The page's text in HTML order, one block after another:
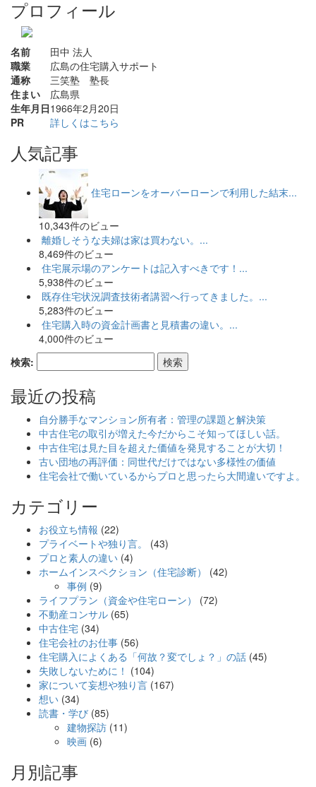
プロフィール
名前
田中 法人
職業
広島の住宅購入サポート
通称
三笑塾 塾長
住まい
広島県
生年月日1966年2月20日
PR
詳しくはこちら
人気記事
住宅ローンをオーバーローンで利用した結末...
10,343件のビュー
離婚しそうな夫婦は家は買わない。...
8,469件のビュー
住宅展示場のアンケートは記入すべきです！...
5,938件のビュー
既存住宅状況調査技術者講習へ行ってきました。...
5,283件のビュー
住宅購入時の資金計画書と見積書の違い。...
4,000件のビュー
検索:
最近の投稿
自分勝手なマンション所有者：管理の課題と解決策
中古住宅の取引が増えた今だからこそ知ってほしい話。
中古住宅は見た目を超えた価値を発見することが大切！
古い団地の再評価：同世代だけではない多様性の価値
住宅会社で働いているからプロと思ったら大間違いですよ。
カテゴリー
お役立ち情報 (22)
プライベートや独り言。
(43)
プロと素人の違い (4)
ホームインスペクション（住宅診断）
(42)
事例 (9)
ライフプラン（資金や住宅ローン）
(72)
不動産コンサル (65)
中古住宅 (34)
住宅会社のお仕事 (56)
住宅購入によくある「何故？変でしょ？」の話 (45)
失敗しないために！ (104)
家について妄想や独り言 (167)
想い (34)
読書・学び (85)
建物探訪 (11)
映画 (6)
月別記事